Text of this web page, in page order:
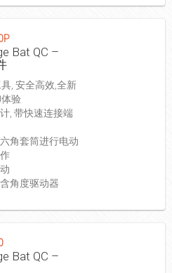
Bat QC –
, 安全高效,全新
验
, 带快速连接端
角套筒进行电动
角度驱动器
Bat QC –